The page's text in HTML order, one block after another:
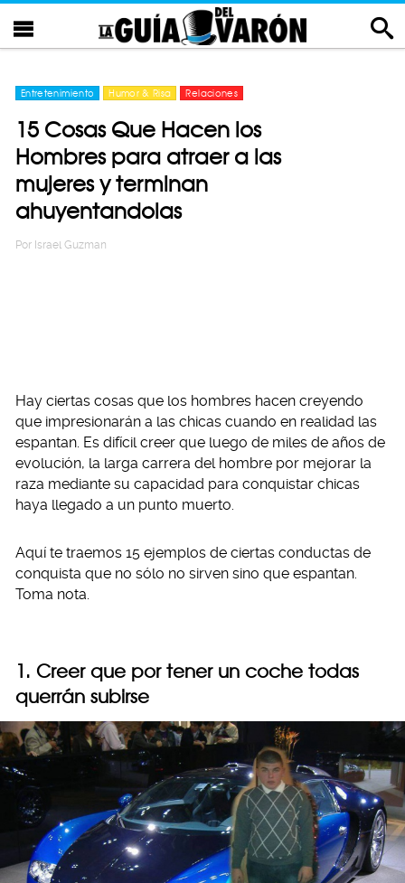
Entretenimiento Humor & Risa Relaciones
15 Cosas Que Hacen los
Hombres para atraer a las
mujeres y terminan
ahuyentandolas
Por Israel Guzman
Hay ciertas cosas que los hombres hacen creyendo
que impresionarán a las chicas cuando en realidad las
espantan. Es difícil creer que luego de miles de años de
evolución, la larga carrera del hombre por mejorar la
raza mediante su capacidad para conquistar chicas
haya llegado a un punto muerto.
Aquí te traemos 15 ejemplos de ciertas conductas de
conquista que no sólo no sirven sino que espantan.
Toma nota.
1. Creer que por tener un coche todas
querrán subirse